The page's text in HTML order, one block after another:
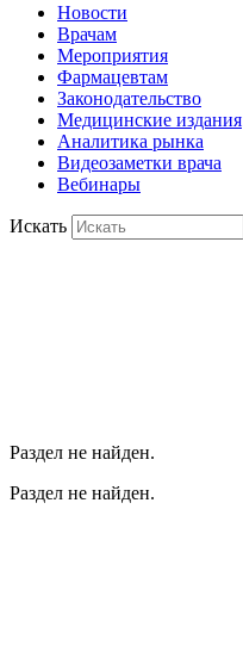
Новости
Врачам
Мероприятия
Фармацевтам
Законодательство
Медицинские издания
Аналитика рынка
Видеозаметки врача
Вебинары
Искать
Раздел не найден.
Раздел не найден.